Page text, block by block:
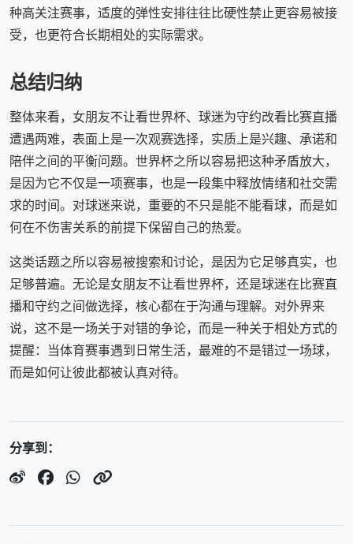
种高关注赛事，适度的弹性安排往往比硬性禁止更容易被接
受，也更符合长期相处的实际需求。
总结归纳
整体来看，女朋友不让看世界杯、球迷为守约改看比赛直播
遭遇两难，表面上是一次观赛选择，实质上是兴趣、承诺和
陪伴之间的平衡问题。世界杯之所以容易把这种矛盾放大，
是因为它不仅是一项赛事，也是一段集中释放情绪和社交需
求的时间。对球迷来说，重要的不只是能不能看球，而是如
何在不伤害关系的前提下保留自己的热爱。
这类话题之所以容易被搜索和讨论，是因为它足够真实，也
足够普遍。无论是女朋友不让看世界杯，还是球迷在比赛直
播和守约之间做选择，核心都在于沟通与理解。对外界来
说，这不是一场关于对错的争论，而是一种关于相处方式的
提醒：当体育赛事遇到日常生活，最难的不是错过一场球，
而是如何让彼此都被认真对待。
分享到：